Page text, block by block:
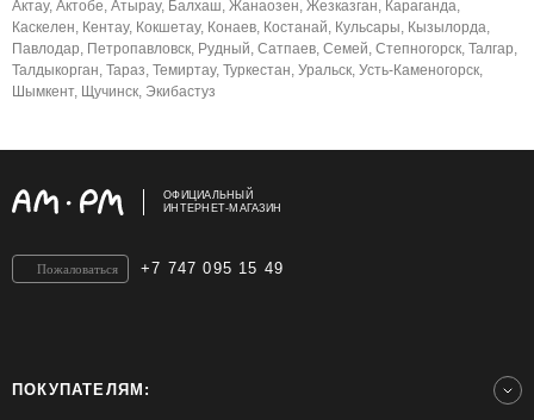
Актау, Актобе, Атырау, Балхаш, Жанаозен, Жезказган, Караганда,
Каскелен, Кентау, Кокшетау, Конаев, Костанай, Кульсары, Кызылорда,
Павлодар, Петропавловск, Рудный, Сатпаев, Семей, Степногорск, Талгар,
Талдыкорган, Тараз, Темиртау, Туркестан, Уральск, Усть-Каменогорск,
Шымкент, Щучинск, Экибастуз
ОФИЦИАЛЬНЫЙ
ИНТЕРНЕТ-МАГАЗИН
+7 747 095 15 49
Пожаловаться
ПОКУПАТЕЛЯМ: